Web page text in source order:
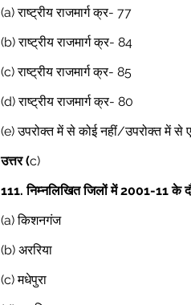
(a) राष्ट्रीय राजमार्ग क्र- 77
(b) राष्ट्रीय राजमार्ग क्र- 84
(c) राष्ट्रीय राजमार्ग क्र- 85
(d) राष्ट्रीय राजमार्ग क्र- 80
(e) उपरोक्त में से कोई नहीं/उपरोक्त में
उत्तर (c)
111. निम्नलिखित जिलों में 2001-11 के
(a) किशनगंज
(b) अररिया
(c) मधेपुरा